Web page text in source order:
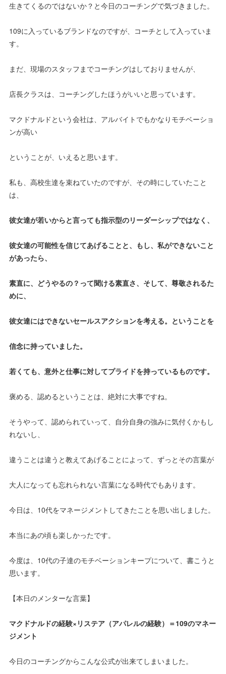
生きてくるのではないか？と今日のコーチングで気づきました。
109に入っているブランドなのですが、コーチとして入っていま
す。
まだ、現場のスタッフまでコーチングはしておりませんが、
店長クラスは、コーチングしたほうがいいと思っています。
マクドナルドという会社は、アルバイトでもかなりモチベーショ
ンが高い
ということが、いえると思います。
私も、高校生達を束ねていたのですが、その時にしていたこと
は、
彼女達が若いからと言っても指示型のリーダーシップではなく、
彼女達の可能性を信じてあげることと、もし、私ができないこと
があったら、
素直に、どうやるの？って聞ける素直さ、そして、尊敬されるた
めに、
彼女達にはできないセールスアクションを考える。ということを
信念に持っていました。
若くても、意外と仕事に対してプライドを持っているものです。
褒める、認めるということは、絶対に大事ですね。
そうやって、認められていって、自分自身の強みに気付くかもし
れないし、
違うことは違うと教えてあげることによって、ずっとその言葉が
大人になっても忘れられない言葉になる時代でもあります。
今日は、10代をマネージメントしてきたことを思い出しました。
本当にあの頃も楽しかったです。
今度は、10代の子達のモチベーションキープについて、書こうと
思います。
【本日のメンターな言葉】
マクドナルドの経験×リステア（アパレルの経験）＝109のマネー
ジメント
今日のコーチングからこんな公式が出来てしまいました。